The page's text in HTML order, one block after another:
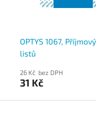
OPTYS 1067,
listů
26 Kč bez DPH
31 Kč